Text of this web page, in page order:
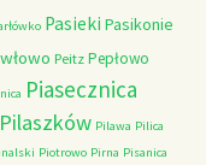
Pasieki Pasikonie
Peitz Pepłowo
Piasecznica
Pilaszków Pilawa Pilica
Piotrowo Pirna Pisanica